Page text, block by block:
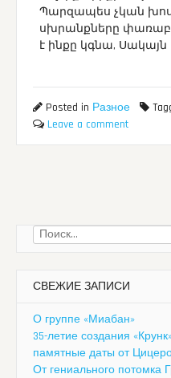
Պարզապես չկան
սխրանքները
է ինքը կգնա, Սակայն
Posted in Разное
Leave a comment
Найти:
СВЕЖИЕ ЗАПИСИ
О группе «Миабан»
35-летие создания
памятные даты от
От гениального потомка